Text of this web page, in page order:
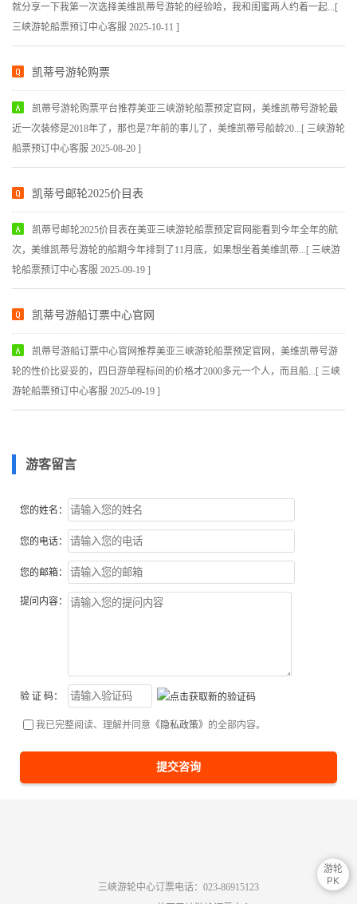
就分享一下我第一次选择美维凯蒂号游轮的经验哈，我和闺蜜两人约着一起...[
三峡游轮船票预订中心客服 2025-10-11 ]
凯蒂号游轮购票
凯蒂号游轮购票平台推荐美亚三峡游轮船票预定官网，美维凯蒂号游轮最
近一次装修是2018年了，那也是7年前的事儿了，美维凯蒂号船龄20...[ 三峡游轮
船票预订中心客服 2025-08-20 ]
凯蒂号邮轮2025价目表
凯蒂号邮轮2025价目表在美亚三峡游轮船票预定官网能看到今年全年的航
次，美维凯蒂号游轮的船期今年排到了11月底，如果想坐着美维凯蒂...[ 三峡游
轮船票预订中心客服 2025-09-19 ]
凯蒂号游船订票中心官网
凯蒂号游船订票中心官网推荐美亚三峡游轮船票预定官网，美维凯蒂号游
轮的性价比妥妥的，四日游单程标间的价格才2000多元一个人，而且船...[ 三峡
游轮船票预订中心客服 2025-09-19 ]
游客留言
您的姓名：
您的电话：
您的邮箱：
提问内容：
验 证 码：
我已完整阅读、理解并同意 《隐私政策》 的全部内容。
提交咨询
三峡游轮中心订票电话：023-86915123
游轮
PK